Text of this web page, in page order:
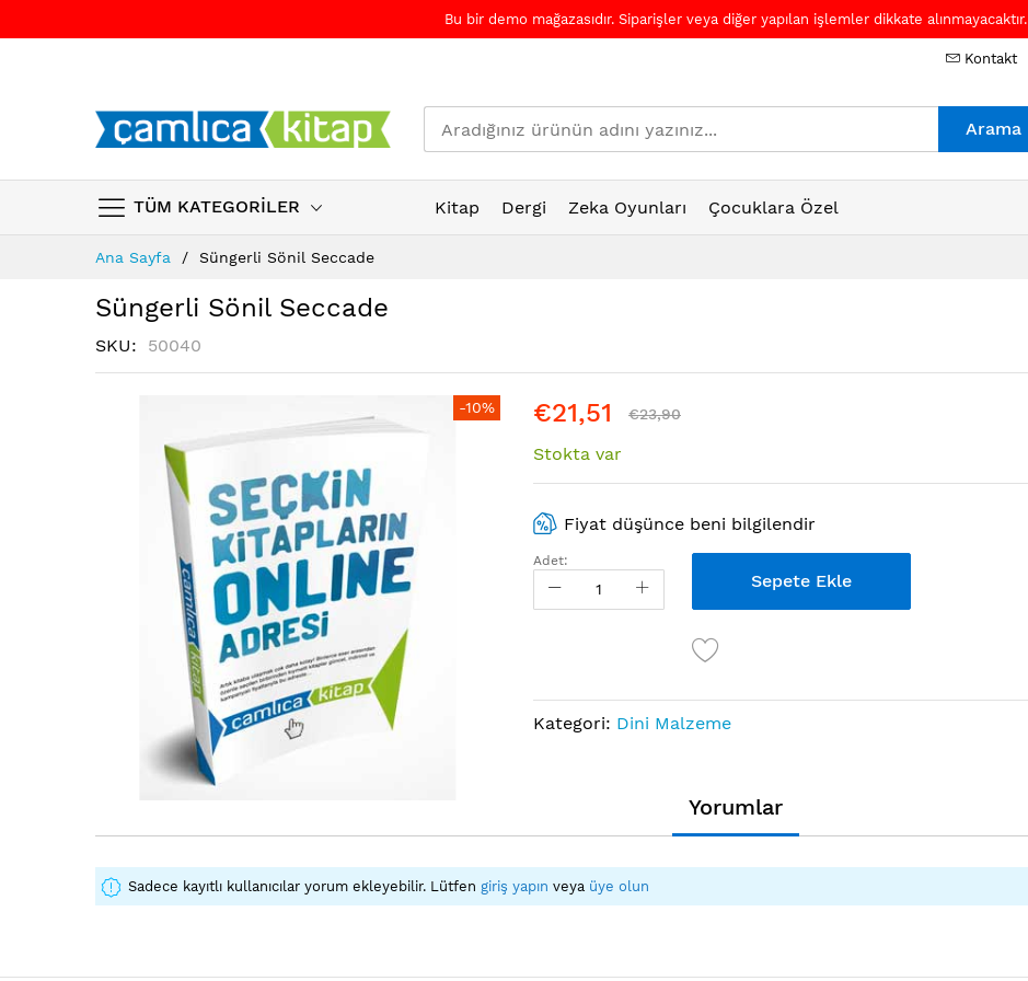
Bu bir demo mağazasıdır. Siparişler veya diğer yapılan işlemler dikkate alınmayacaktır.
Kontakt
TÜM KATEGORİLER
Arama
Kitap Dergi Zeka Oyunları Çocuklara Özel
Ana Sayfa Süngerli Sönil Seccade
Süngerli Sönil Seccade
SKU 50040
-10% €21,51 €23,90
Stokta var
Fiyat düşünce beni bilgilendir
Adet:
Sepete Ekle
Kategori: Dini Malzeme
Yorumlar
Sadece kayıtlı kullanıcılar yorum ekleyebilir. Lütfen giriş yapın veya üye olun